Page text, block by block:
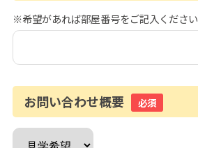
※希望があれば部屋番号をご記入ください
お問い合わせ概要 必須